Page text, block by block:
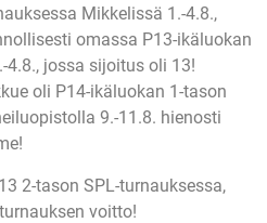
Mikkelissä 1.-4.8.,
omassa P13-ikäluokan
4.8., jossa sijoitus oli 13!
oli P14-ikäluokan 1-tason
9.-11.8. hienosti
2-tason SPL-turnauksessa,
voitto!